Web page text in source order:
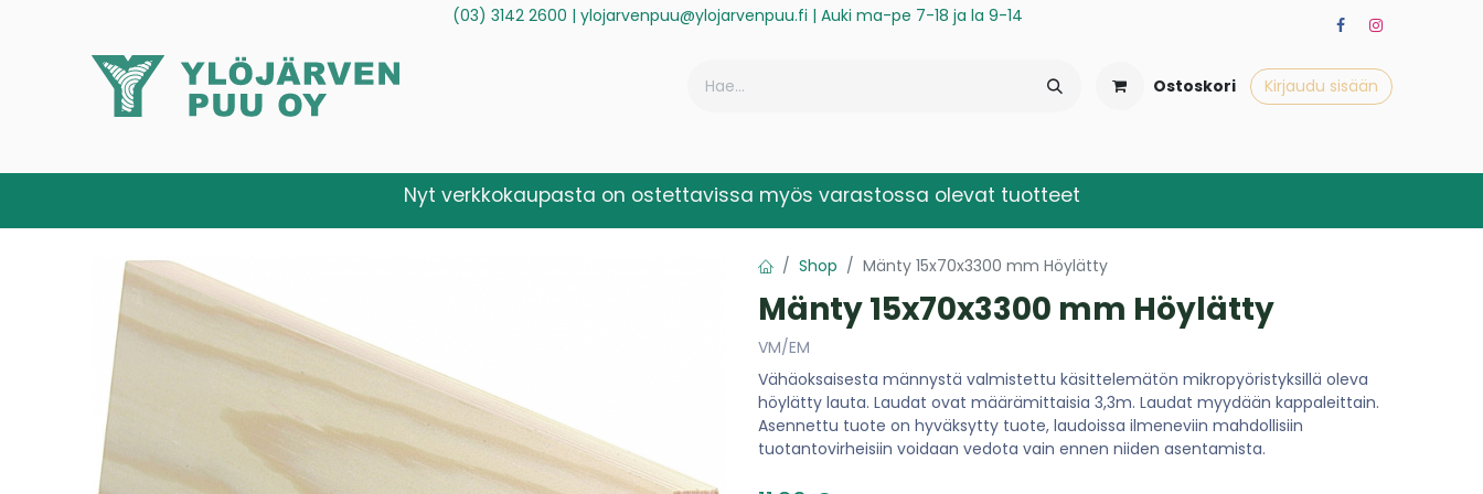
(03) 3142 2600 | ylojarvenpuu@ylojarvenpuu.fi | Auki ma-pe 7-18 ja la 9-14
Ostoskori Kirjaudu sisään
Nyt verkkokaupasta on ostettavissa myös varastossa olevat tuotteet
Shop Mänty 15x70x3300 mm Höylätty
Mänty 15x70x3300 mm Höylätty
VM/EM
Vähäoksaisesta männystä valmistettu käsittelemätön mikropyöristyksillä oleva
höylätty lauta. Laudat ovat määrämittaisia 3,3m. Laudat myydään kappaleittain.
Asennettu tuote on hyväksytty tuote, laudoissa ilmeneviin mahdollisiin
tuotantovirheisiin voidaan vedota vain ennen niiden asentamista.